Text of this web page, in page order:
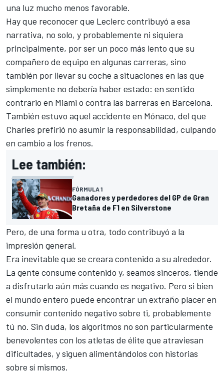
una luz mucho menos favorable.
Hay que reconocer que Leclerc contribuyó a esa
narrativa, no solo, y probablemente ni siquiera
principalmente, por ser un poco más lento que su
compañero de equipo en algunas carreras, sino
también por llevar su coche a situaciones en las que
simplemente no debería haber estado: en sentido
contrario en Miami o contra las barreras en Barcelona.
También estuvo aquel accidente en Mónaco, del que
Charles prefirió no asumir la responsabilidad, culpando
en cambio a los frenos.
Lee también:
FÓRMULA 1
Ganadores y perdedores del GP de Gran
Bretaña de F1 en Silverstone
Pero, de una forma u otra, todo contribuyó a la
impresión general.
Era inevitable que se creara contenido a su alrededor.
La gente consume contenido y, seamos sinceros, tiende
a disfrutarlo aún más cuando es negativo. Pero si bien
el mundo entero puede encontrar un extraño placer en
consumir contenido negativo sobre ti, probablemente
tú no. Sin duda, los algoritmos no son particularmente
benevolentes con los atletas de élite que atraviesan
dificultades, y siguen alimentándolos con historias
sobre sí mismos.